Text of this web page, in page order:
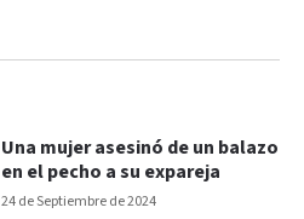
24 de Septiembre de 2024
Una mujer asesinó de un balazo
en el pecho a su expareja